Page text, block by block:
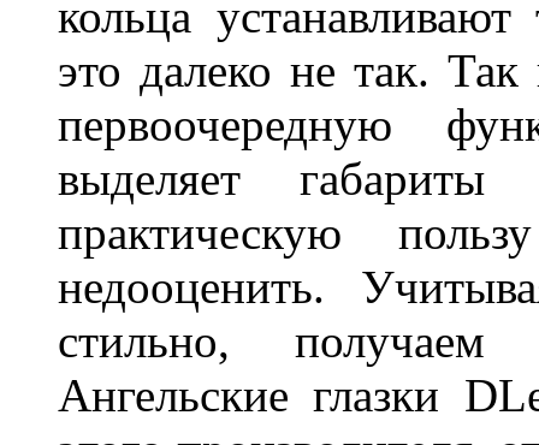
кольца
это далеко не так. Так
первоочередную
выделяет
практическую
недооценить.
стильно,
Ангельские глазки